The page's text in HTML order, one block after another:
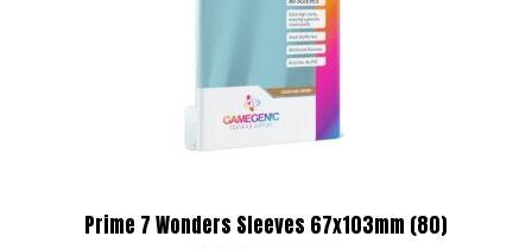
Prime 7 Wonders Sleeves 67x103mm (80)